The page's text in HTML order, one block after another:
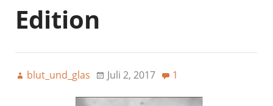
Edition
blut_und_glas Juli 2, 2017 1